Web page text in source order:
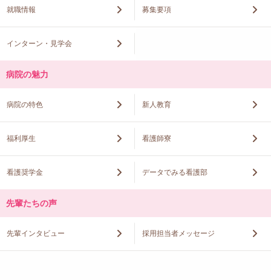
就職情報 募集要項
インターン・見学会
病院の魅力
病院の特色 新人教育
福利厚生 看護師寮
看護奨学金 データでみる看護部
先輩たちの声
先輩インタビュー 採用担当者メッセージ